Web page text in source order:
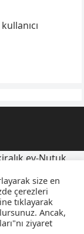
size en
çerezleri
tıklayarak
Ancak,
ziyaret
ev-Nutuk
anlamları-
-falcıya sorulacak
kaydetme